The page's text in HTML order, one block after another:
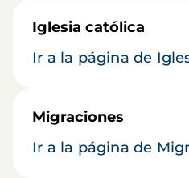
Iglesia católica
Ir a la página de
Migraciones
Ir a la página de